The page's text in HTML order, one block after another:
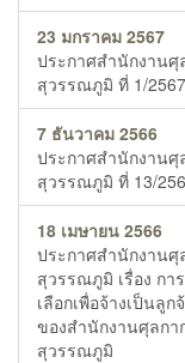
23 มกราคม 2567
ประกาศสำนักงานศุ
สุวรรณภูมิ ที่ 1/
7 ธันวาคม 2566
ประกาศสำนักงานศุ
สุวรรณภูมิ ที่ 13/
18 เมษายน 2566
ประกาศสำนักงานศุ
สุวรรณภูมิ เรื่อง ก
เลือกเพื่อจ้างเป็นลู
ของสำนักงานศุลกา
สุวรรณภูมิ